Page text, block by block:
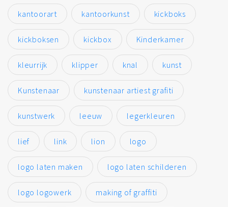
kantoorart kantoorkunst kickboks
kickboksen kickbox Kinderkamer
kleurrijk klipper knal kunst
Kunstenaar kunstenaar artiest grafiti
kunstwerk leeuw legerkleuren
lief link lion logo
logo laten maken logo laten schilderen
logo logowerk making of graffiti